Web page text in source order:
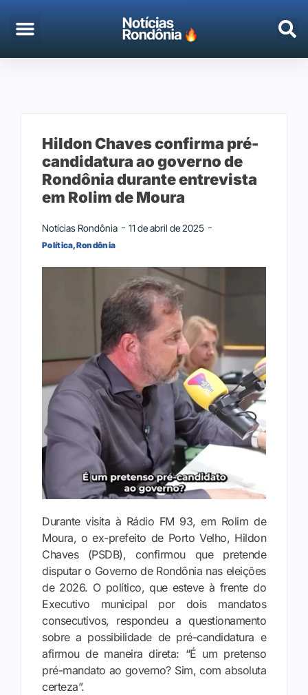
Hildon Chaves confirma pré-
candidatura ao governo de
Rondônia durante entrevista
em Rolim de Moura
Notícias Rondônia 11 de abril de 2025
Política,Rondônia
Durante visita à Rádio FM 93, em Rolim de
Moura, o ex-prefeito de Porto Velho, Hildon
Chaves (PSDB), confirmou que pretende
disputar o Governo de Rondônia nas eleições
de 2026. O político, que esteve à frente do
Executivo municipal por dois mandatos
consecutivos, respondeu a questionamento
sobre a possibilidade de pré-candidatura e
afirmou de maneira direta: “É um pretenso
pré-mandato ao governo? Sim, com absoluta
certeza”.